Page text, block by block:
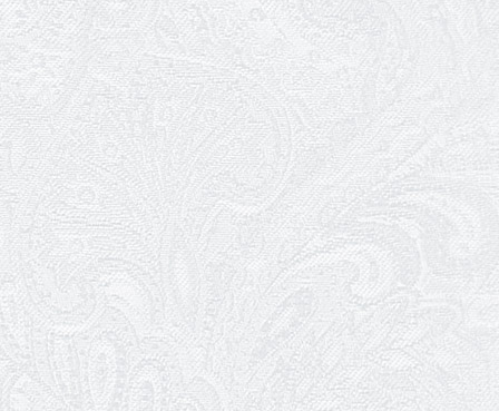
02.04.2026
Запрошуємо на прем'єру вистави
«Божевільна родина»
01.04.2026
Трудовий ювілей Олени Корольової
27.03.2026
З Всесвітнім днем театру!
26.03.2026
Божевільна родина — 24 та 26 квітня
25.03.2026
Нам — 79!
17.03.2026